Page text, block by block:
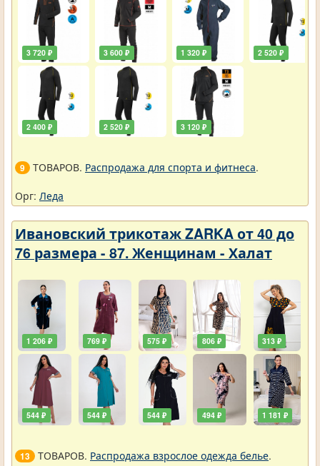
3 720 ₽
2 400 ₽
3 600 ₽
2 520 ₽
1 320 ₽
3 120 ₽
2 520 ₽
9 ТОВАРОВ. Распродажа для спорта и фитнеса.
Орг: Леда
Ивановский трикотаж ZARKA от 40 до
76 размера - 87. Женщинам - Халат
1 206 ₽
544 ₽
769 ₽
544 ₽
575 ₽
544 ₽
806 ₽
494 ₽
313 ₽
1 181 ₽
13 ТОВАРОВ. Распродажа взрослое одежда белье.